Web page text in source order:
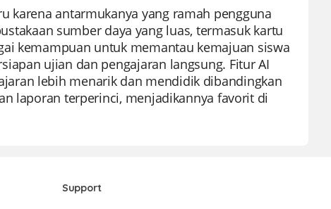
karena antarmukanya yang ramah pengguna
sumber daya yang luas, termasuk kartu
kemampuan untuk memantau kemajuan siswa
ujian dan pengajaran langsung. Fitur AI
lebih menarik dan mendidik dibandingkan
laporan terperinci, menjadikannya favorit di
Support